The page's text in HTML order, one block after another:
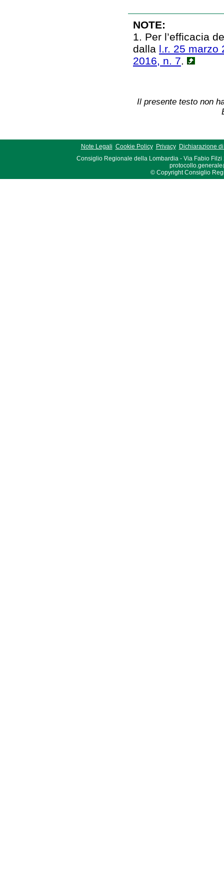
NOTE:
1. Per l’efficacia
dalla l.r. 25 marzo
2016, n. 7.
Il presente testo non
Note Legali Cookie Policy Privacy
Dichiarazione
Consiglio Regionale della Lombardia - Via Fabio Filzi
© Copyright Consiglio